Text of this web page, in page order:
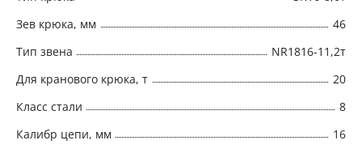
Зев крюка, мм
46
Тип звена
NR1816-11,2т
Для кранового крюка, т
20
Класс стали
8
Калибр цепи, мм
16